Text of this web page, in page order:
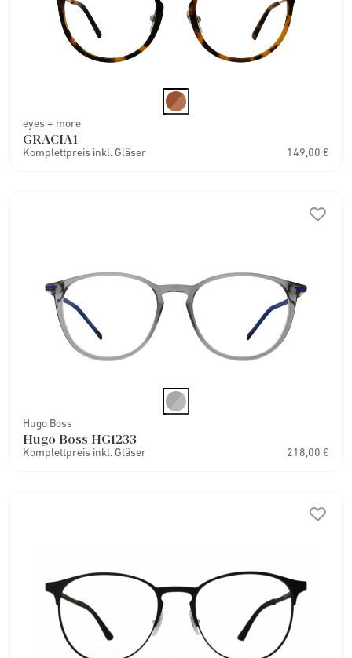
eyes + more
GRACIA1
Komplettpreis inkl. Gläser 149,00 €
Hugo Boss
Hugo Boss HG1233
Komplettpreis inkl. Gläser 218,00 €